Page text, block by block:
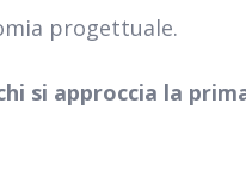
progettuale.
si approccia la